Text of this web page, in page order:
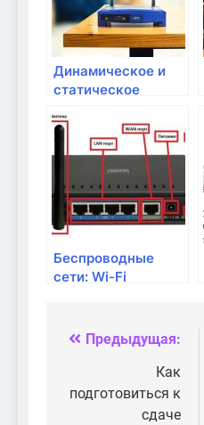
Динамическое и
статическое
различия и
применение
Беспроводные
сети: Wi-Fi
Навигация
записям
Предыдущая:
Как
подготовиться к
сдаче